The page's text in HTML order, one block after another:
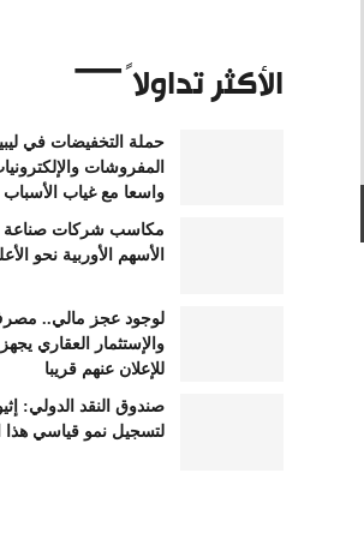
الأكثر تداولاً
حملة التخفيضات في
المفروشات
واسعا مع غياب الأسباب
مكاسب شركات صناعة
الأسهم الأوربية نحو
لوجود عجز مالي.. مصرف
للإعلان عنهم قريبا
صندوق النقد الدولي:
لتسجيل نمو قياسي هذا